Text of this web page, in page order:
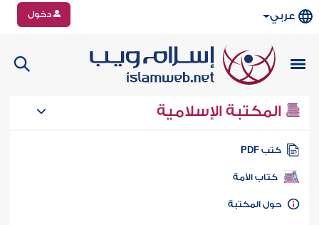
عربي دخول
المكتبة الإسلامية
كتب PDF
كتاب الأمة